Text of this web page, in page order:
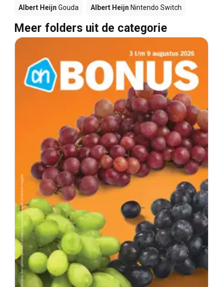
Albert Heijn Gouda Albert Heijn Nintendo Switch
Meer folders uit de categorie